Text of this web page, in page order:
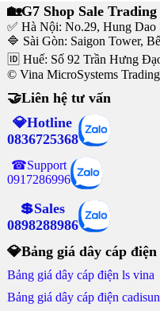
🏡G7 Shop Sale
✅ Hà Nội: No.29, Hung
🔷 Sài Gòn: Saigon Tower,
🆔 Huế: Số 92 Trần Hưng
© Vina MicroSystems
🤝Liên hệ tư vấn
💎Hotline
0836725368
☎Support
0917286996
💲Sales
0898288986
💎Bảng giá dây cáp điện
Bảng giá dây cáp điện ls vina
Bảng giá dây cáp điện cadisun